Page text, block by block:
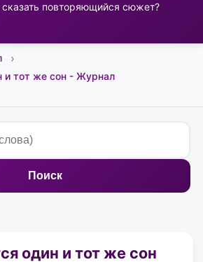
сказать повторяющийся сюжет?
и тот же сон - Журнал
Поиск
один и тот же сон